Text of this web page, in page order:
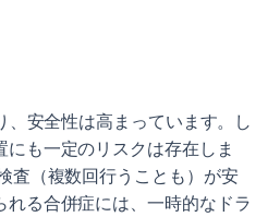
、安全性は高まっています。し
も一定のリスクは存在しま
査（複数回行うことも）が安
れる合併症には、一時的なドラ